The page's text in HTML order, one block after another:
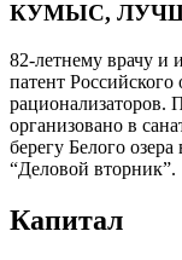
КУМЫС,
82-летнему врачу и
патент Российского
рационализаторов.
организовано в
берегу Белого
“Деловой вторник”.
Капитал